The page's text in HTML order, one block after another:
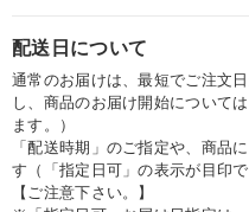
配送日について
通常のお届けは、最短でご注文
し、商品のお届け開始について
ます。）
「配送時期」のご指定や、商品
す（「指定日可」の表示が目印で
【ご注意下さい。】